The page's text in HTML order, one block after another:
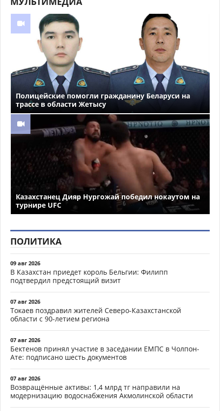
Полицейские помогли гражданину Беларуси на
трассе в области Жетысу
Казахстанец Дияр Нургожай победил нокаутом на
турнире UFC
ПОЛИТИКА
09 авг 2026
В Казахстан приедет король Бельгии: Филипп
подтвердил предстоящий визит
07 авг 2026
Токаев поздравил жителей Северо-Казахстанской
области с 90-летием региона
07 авг 2026
Бектенов принял участие в заседании ЕМПС в Чолпон-
Ате: подписано шесть документов
07 авг 2026
Возвращённые активы: 1,4 млрд тг направили на
модернизацию водоснабжения Акмолинской области